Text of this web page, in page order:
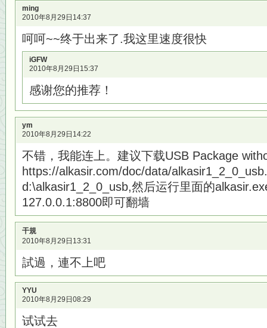
ming
2010年8月29日14:37
呵呵~~终于出来了.我这里速度很快
iGFW
2010年8月29日15:37
感谢您的推荐！
ym
2010年8月29日14:22
不错，我能连上。建议下载USB Package
https://alkasir.com/doc/data/
d:\alkasir1_2_0_usb,然后运行里面的
127.0.0.1:8800即可翻墙
干規
2010年8月29日13:31
試過，連不上吧
YYU
2010年8月29日08:29
试试去